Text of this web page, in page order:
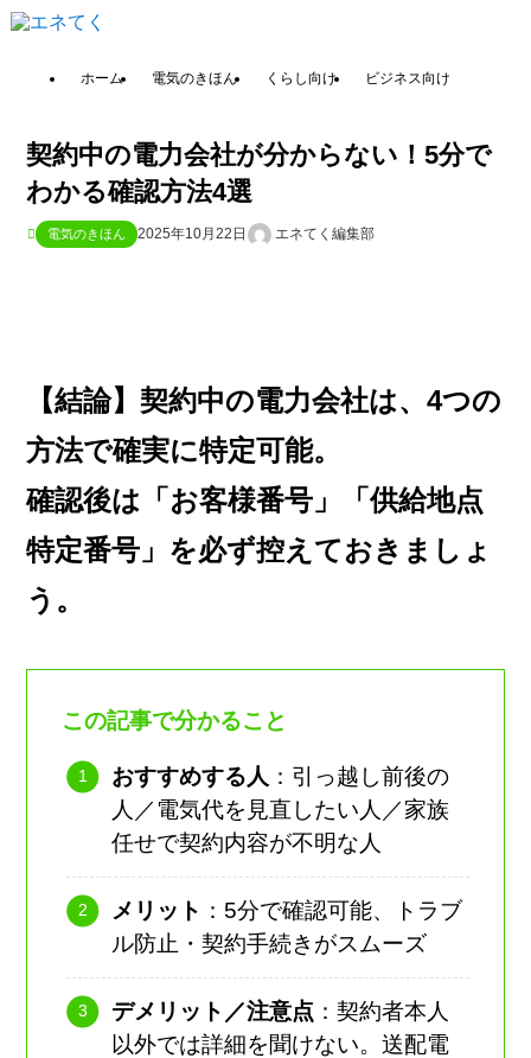
ホーム 電気のきほん くらし向け ビジネス向け
契約中の電力会社が分からない！5分で
わかる確認方法4選
電気のきほん 2025年10月22日 エネてく編集部
【結論】契約中の電力会社は、4つの
方法で確実に特定可能。
確認後は「お客様番号」「供給地点
特定番号」を必ず控えておきましょ
う。
この記事で分かること
おすすめする人 ：引っ越し前後の
人／電気代を見直したい人／家族
任せで契約内容が不明な人
メリット ：5分で確認可能、トラブ
ル防止・契約手続きがスムーズ
デメリット／注意点 ：契約者本人
以外では詳細を聞けない。送配電